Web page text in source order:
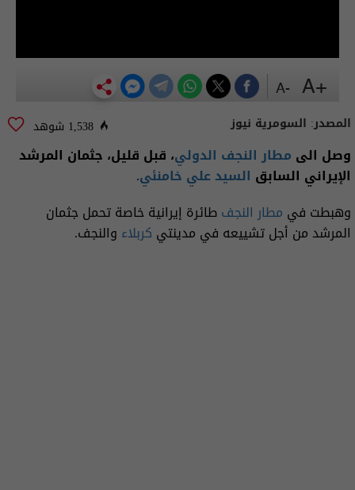
المصدر: السومرية نيوز 1,538 شوهد
وصل الى مطار النجف الدولي، قبل قليل، جثمان المرشد
الإيراني السابق السيد علي خامنئي.
وهبطت في مطار النجفطائرة إيرانية خاصة تحمل جثمان
المرشد من أجل تشييعه في مدينتي كربلاء والنجف.
+A
-A